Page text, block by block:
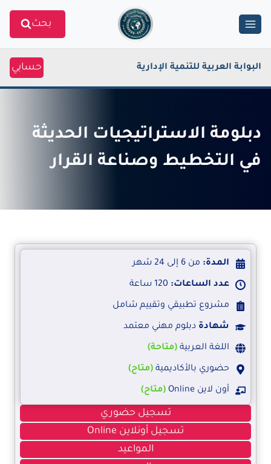
بحث
البوابة العربية للتنمية الإدارية حسابي
دبلومة الاستراتيجيات الحديثة
في التخطيط وصناعة القرار
المدة: من 6 إلى 24 شهر
عدد الساعات: 120 ساعة
مشروع تطبيقي وتقييم شامل
شهادة دبلوم مهني معتمد
اللغة العربية (متاحة)
حضوري بالأكاديمية (متاح)
أون لاين Online (متاح)
تسجيل حضوري
تسجيل أونلاين Online
المواعيد